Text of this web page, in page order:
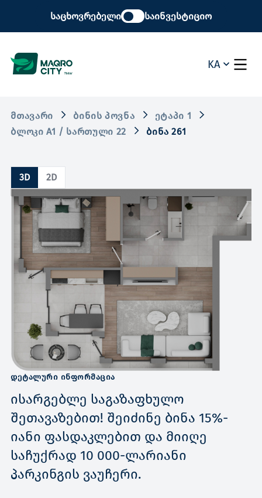
საცხოვრებელი საინვესტიციო
KA
ᲛᲗᲐᲕᲐᲠᲘ ᲑᲘᲜᲘᲡ ᲞᲝᲕᲜᲐ
ᲔᲢᲐᲞᲘ 1
ᲑᲚᲝᲙᲘ A1 / ᲡᲐᲠᲗᲣᲚᲘ 22
ᲑᲘᲜᲐ 261
3D 2D
ᲓᲔᲢᲐᲚᲣᲠᲘ ᲘᲜᲤᲝᲠᲛᲐᲪᲘᲐ
ისარგებლე საგაზაფხულო
შეთავაზებით! შეიძინე ბინა 15%-
იანი ფასდაკლებით და მიიღე
საჩუქრად 10 000-ლარიანი
პარკინგის ვაუჩერი.